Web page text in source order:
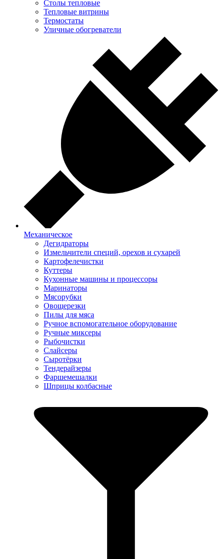
Столы тепловые
Тепловые витрины
Термостаты
Уличные обогреватели
Механическое
Дегидраторы
Измельчители специй, орехов и сухарей
Картофелечистки
Куттеры
Кухонные машины и процессоры
Маринаторы
Мясорубки
Овощерезки
Пилы для мяса
Ручное вспомогательное оборудование
Ручные миксеры
Рыбочистки
Слайсеры
Сыротёрки
Тендерайзеры
Фаршемешалки
Шприцы колбасные